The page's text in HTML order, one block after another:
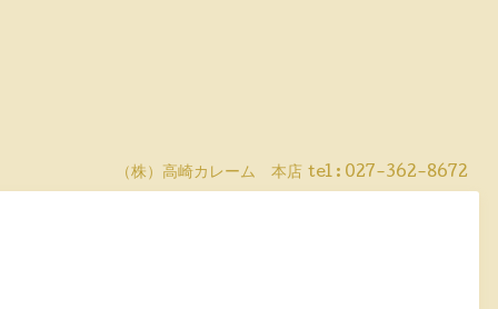
（株）高崎カレーム 本店 tel : 027-362-8672